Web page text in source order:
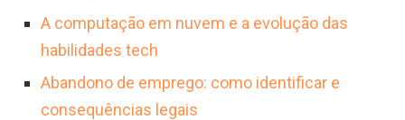
ultrapassar R$ 30.000,00. Há oportunidades
de progressão para cargos de
superintendente, coordenador-geral ou
diretor, além de especializações em diversas
A computação em nuvem e a evolução das
habilidades tech
Abandono de emprego: como identificar e
consequências legais